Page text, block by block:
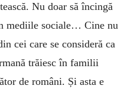
Nu doar să încingă
mediile sociale… Cine nu
cei care se consideră ca
trăiesc în familii
de români. Și asta e